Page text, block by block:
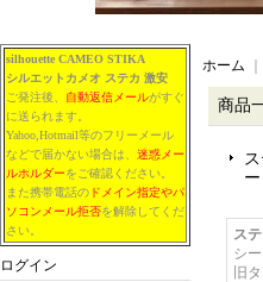
silhouette CAMEO STIKA
シルエットカメオ ステカ 激安
ご発注後、 自動返信メールがすぐ
に送られます。
Yahoo,Hotmail等のフリーメール
などで届かない場合は、 迷惑メー
ルホルダーをご確認ください。
また携帯電話の ドメイン指定やパ
ソコンメール拒否を解除してくだ
さい。
ログイン
ホーム
商品
ス
シ
旧